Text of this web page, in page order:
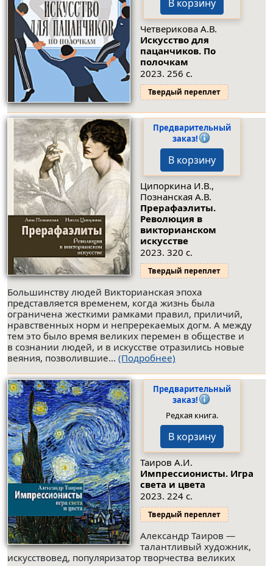
В корзину
Четверикова А.В.
Искусство для
пацанчиков. По
полочкам
2023. 256 с.
Твердый переплет
Предварительный
заказ!
В корзину
Ципоркина И.В.,
Познанская А.В.
Прерафаэлиты.
Революция в
викторианском
искусстве
2023. 320 с.
Твердый переплет
Большинству людей Викторианская эпоха
представляется временем, когда жизнь была
ограничена жесткими рамками правил, приличий,
нравственных норм и непререкаемых догм. А между
тем это было время великих перемен в обществе и
в сознании людей, и в искусстве отразились новые
веяния, позволившие... (Подробнее)
Предварительный
заказ!
Редкая книга.
В корзину
Таиров А.И.
Импрессионисты. Игра
света и цвета
2023. 224 с.
Твердый переплет
Александр Таиров —
талантливый художник,
искусствовед, популяризатор творчества великих